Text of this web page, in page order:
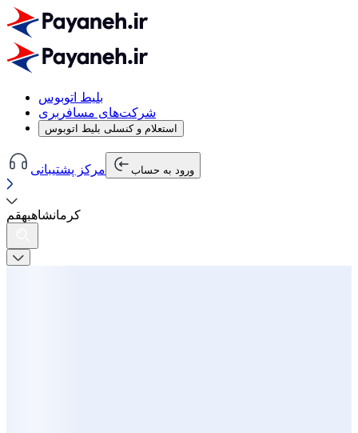
بلیط اتوبوس
شرکت‌های مسافربری
استعلام و کنسلی بلیط اتوبوس
مرکز پشتیبانی ورود به حساب
کرمانشاهبهقم